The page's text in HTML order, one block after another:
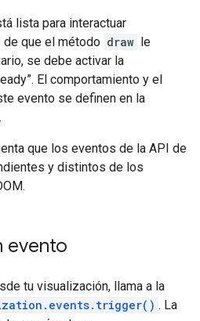
lista para interactuar
que el método draw le
se debe activar la
El comportamiento y el
evento se definen en la
.
que los eventos de la API de
y distintos de los
evento
tu visualización, llama a la
. La